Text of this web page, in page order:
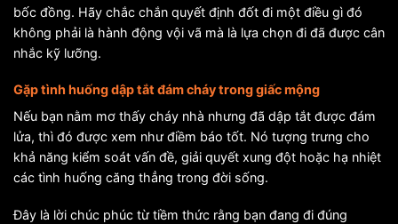
bốc đồng. Hãy chắc chắn quyết định đốt đi một điều gì đó
không phải là hành động vội vã mà là lựa chọn đi đã được cân
nhắc kỹ lưỡng.
Gặp tình huống dập tắt đám cháy trong giấc mộng
Nếu bạn nằm mơ thấy cháy nhà nhưng đã dập tắt được đám
lửa, thì đó được xem như điềm báo tốt. Nó tượng trưng cho
khả năng kiểm soát vấn đề, giải quyết xung đột hoặc hạ nhiệt
các tình huống căng thẳng trong đời sống.
Đây là lời chúc phúc từ tiềm thức rằng bạn đang đi đúng